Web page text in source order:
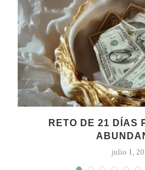
RETO DE 21 DÍAS
julio 1,